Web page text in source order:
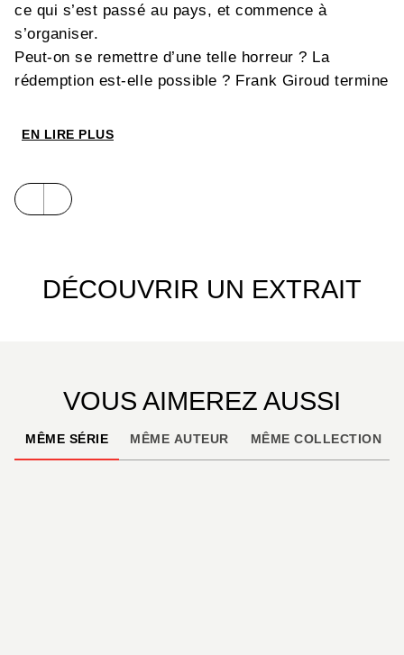
ce qui s’est passé au pays, et commence à
s’organiser.
Peut-on se remettre d’une telle horreur ? La
rédemption est-elle possible ? Frank Giroud termine
de l’histoire d’un pays, en posant sur ses
EN LIRE PLUS
DÉCOUVRIR UN EXTRAIT
VOUS AIMEREZ AUSSI
MÊME SÉRIE MÊME AUTEUR MÊME COLLECTION